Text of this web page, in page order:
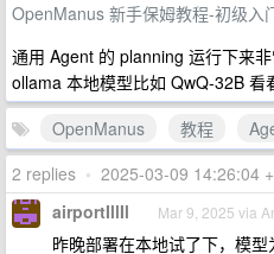
OpenManus 新手保姆教程-初级入
通用 Agent 的 planning 运行下来
ollama 本地模型比如 QwQ-32B 看
OpenManus
教程
2 replies • 2025-03-09 14:26:04
airportIllIl Mar 9, 2025 via
昨晚部署在本地试了下，模